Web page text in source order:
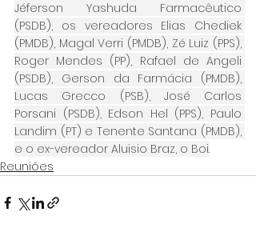
Jéferson Yashuda Farmacêutico
(PSDB), os vereadores Elias Chediek
(PMDB), Magal Verri (PMDB), Zé Luiz (PPS),
Roger Mendes (PP), Rafael de Angeli
(PSDB), Gerson da Farmácia (PMDB),
Lucas Grecco (PSB), José Carlos
Porsani (PSDB), Edson Hel (PPS), Paulo
Landim (PT) e Tenente Santana (PMDB),
e o ex-vereador Aluisio Braz, o Boi.
Reuniões